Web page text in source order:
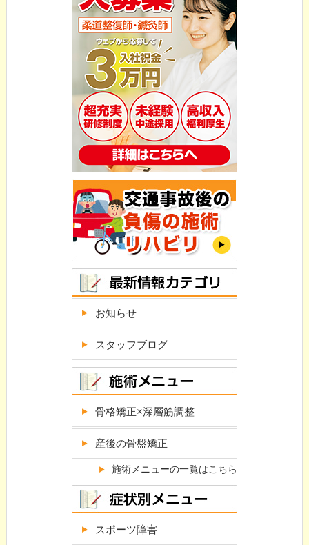
お知らせ
スタッフブログ
骨格矯正×深層筋調整
産後の骨盤矯正
施術メニューの一覧はこちら
スポーツ障害